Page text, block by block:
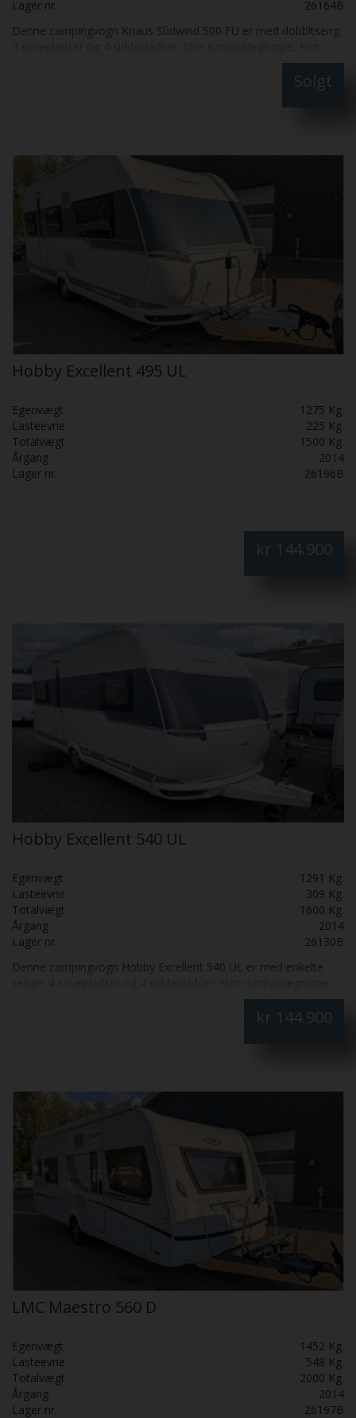
Lager nr.
26164B
Denne campingvogn Knaus Sûdwind 500 FU er med dobbltseng:
Køkken med høj kølefryseskab, Stor Dobbeltseng; Flot
Internetant. med roter: Sælges for KUNDE Fantastisk flot: Skal
Solgt
Hobby Excellent 495 UL
Egenvægt
1275 Kg.
Lasteevne
225 Kg.
Totalvægt
1500 Kg.
Årgang
2014
Lager nr.
26196B
kr 144.900
Hobby Excellent 540 UL
Egenvægt
1291 Kg.
Lasteevne
309 Kg.
Totalvægt
1600 Kg.
Årgang
2014
Lager nr.
26130B
Denne campingvogn Hobby Excellent 540 UL er med enkelte
Flot køkken med høj køleskab, flot badeværelse, 2 enkelte
senge, Mover, Isabella Snow Boy og Tagmonteret Markise
kr 144.900
LMC Maestro 560 D
Egenvægt
1452 Kg.
Lasteevne
548 Kg.
Totalvægt
2000 Kg.
Årgang
2014
Lager nr.
26197B